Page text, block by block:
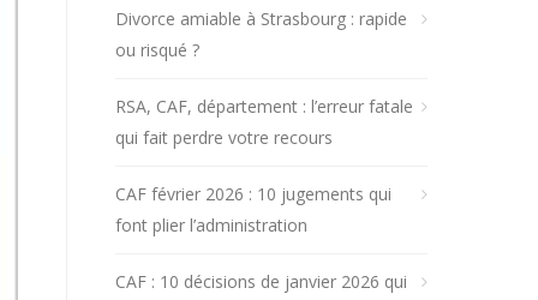
Divorce amiable à Strasbourg : rapide
ou risqué ?
RSA, CAF, département : l’erreur fatale
qui fait perdre votre recours
CAF février 2026 : 10 jugements qui
font plier l’administration
CAF : 10 décisions de janvier 2026 qui